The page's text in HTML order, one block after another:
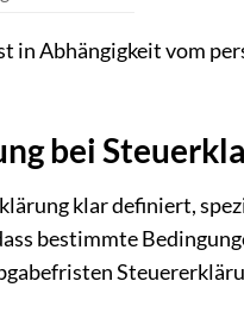
in Abhängigkeit vom
bei
klar definiert,
bestimmte